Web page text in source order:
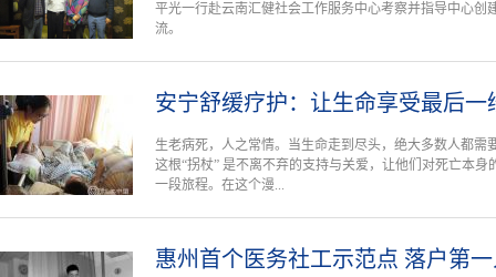
平光一行赴云南汇健社会工作服务中心考察并指导中心创
流。
安宁舒缓疗护：让生命享受最后一
生老病死，人之常情。当生命走到尽头，绝大多数人都需
这根“拐杖” 是不离不弃的支持与关爱，让他们对死亡本
一段旅程。在这个漫...
惠州首个医务社工示范点 落户第